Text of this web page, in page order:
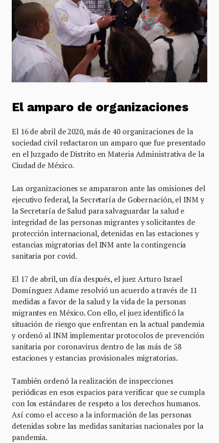
El amparo de organizaciones
El 16 de abril de 2020, más de 40 organizaciones de la
sociedad civil redactaron un amparo que fue presentado
en el Juzgado de Distrito en Materia Administrativa de la
Ciudad de México.
Las organizaciones se ampararon ante las omisiones del
ejecutivo federal, la Secretaría de Gobernación, el INM y
la Secretaría de Salud para salvaguardar la salud e
integridad de las personas migrantes y solicitantes de
protección internacional, detenidas en las estaciones y
estancias migratorias del INM ante la contingencia
sanitaria por covid.
El 17 de abril, un día después, el juez Arturo Israel
Domínguez Adame resolvió un acuerdo a través de 11
medidas a favor de la salud y la vida de la personas
migrantes en México. Con ello, el juez identificó la
situación de riesgo que enfrentan en la actual pandemia
y ordenó al INM implementar protocolos de prevención
sanitaria por coronavirus dentro de las más de 58
estaciones y estancias provisionales migratorias.
También ordenó la realización de inspecciones
periódicas en esos espacios para verificar que se cumpla
con los estándares de respeto a los derechos humanos.
Así como el acceso a la información de las personas
detenidas sobre las medidas sanitarias nacionales por la
pandemia.